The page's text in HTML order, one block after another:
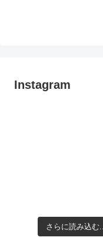
Instagram
さらに読み込む...